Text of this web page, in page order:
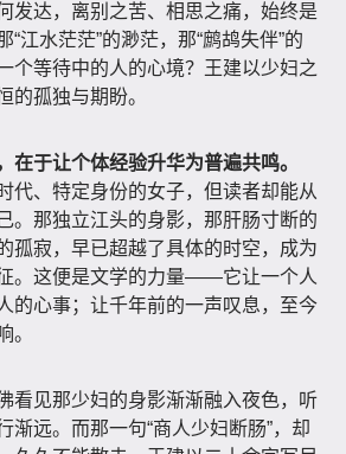
发达，离别之苦、相思之痛，始终是
“江水茫茫”的渺茫，那“鹧鸪失伴”的
个等待中的人的心境？王建以少妇之
的孤独与期盼。
在于让个体经验升华为普遍共鸣。
代、特定身份的女子，但读者却能从
。那独立江头的身影，那肝肠寸断的
孤寂，早已超越了具体的时空，成为
。这便是文学的力量——它让一个人
的心事；让千年前的一声叹息，至今
。
看见那少妇的身影渐渐融入夜色，听
渐远。而那一句“商人少妇断肠”，却